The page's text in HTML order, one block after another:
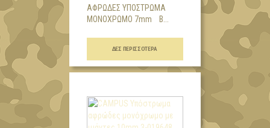
ΑΦΡΩΔΕΣ ΥΠΟΣΤΡΩΜΑ
ΜΟΝΟΧΡΩΜΟ 7mm Β...
ΔΕΣ ΠΕΡΙΣΣΌΤΕΡΑ